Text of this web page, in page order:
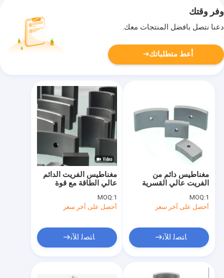
وفر وقتك
دعنا نتصل بأفضل المنتجات معك.
أعط متطلباتك
مغناطيس الفريت الدائم
عالي الطاقة مع قوة
MOQ:1
أحصل على آخر سعر
ﺎﺘﺼﻟ ﺍﻶﻧ
مغناطيس دائم من
الفريت عالي القسرية
MOQ:1
أحصل على آخر سعر
ﺎﺘﺼﻟ ﺍﻶﻧ